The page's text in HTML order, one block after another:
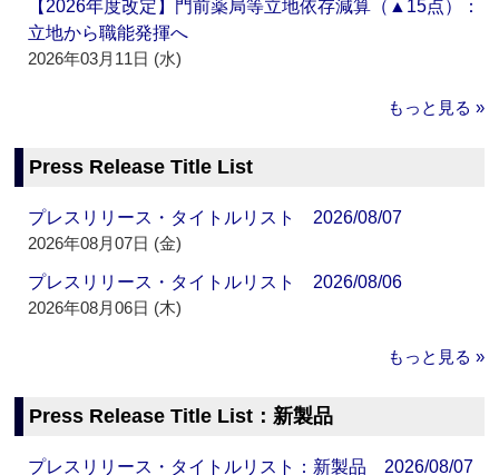
【2026年度改定】門前薬局等立地依存減算（▲15点）：
立地から職能発揮へ
2026年03月11日 (水)
もっと見る »
Press Release Title List
プレスリリース・タイトルリスト 2026/08/07
2026年08月07日 (金)
プレスリリース・タイトルリスト 2026/08/06
2026年08月06日 (木)
もっと見る »
Press Release Title List：新製品
プレスリリース・タイトルリスト：新製品 2026/08/07